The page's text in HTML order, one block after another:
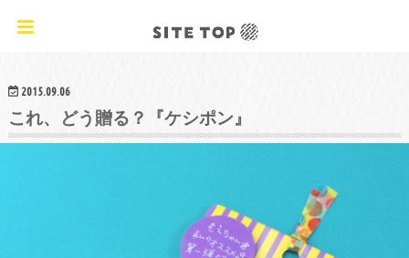
2015.09.06
これ、どう贈る？『ケシポン』